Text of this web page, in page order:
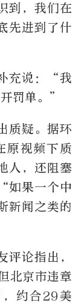
到，我们在
先进到了什
充说：“我
罚单。”
质疑。据环
原视频下质
人，还阻塞
如果一个中
新闻之类的
论指出，
北京市违章
约合29美